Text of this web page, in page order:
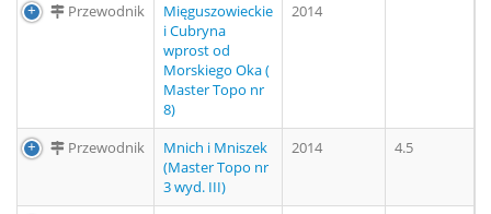
Przewodnik
Mięguszowieckie
i Cubryna
wprost od
Morskiego Oka (
Master Topo nr
8)
2014
Przewodnik
Mnich i Mniszek
(Master Topo nr
3 wyd. III)
2014 4.5